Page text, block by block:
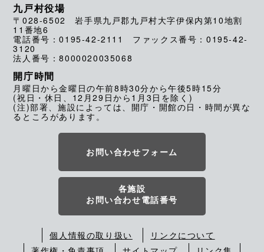
九戸村役場
〒028-6502 岩手県九戸郡九戸村大字伊保内第10地割
11番地6
電話番号：0195-42-2111 ファックス番号：0195-42-
3120
法人番号：8000020035068
開庁時間
月曜日から金曜日の午前8時30分から午後5時15分
(祝日・休日、12月29日から1月3日を除く)
(注)部署、施設によっては、開庁・開館の日・時間が異な
るところがあります。
お問い合わせフォーム
各施設
お問い合わせ電話番号
個人情報の取り扱い
リンクについて